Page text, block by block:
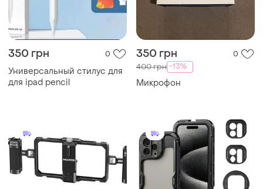
350 грн 0
Универсальный стилус для
для ipad pencil
350 грн 0
400 грн -13%
Микрофон